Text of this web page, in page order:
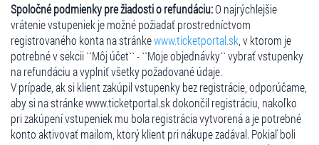
Spoločné podmienky pre žiadosti o refundáciu:O najrýchlejšie
vrátenie vstupeniek je možné požiadať prostredníctvom
registrovaného konta na stránkewww.ticketportal.sk , v ktorom je
potrebné v sekcii ``Môj účet`` - ``Moje objednávky`` vybrať vstupenky
na refundáciu a vyplniť všetky požadované údaje.
V prípade, ak si klient zakúpil vstupenky bez registrácie, odporúčame,
aby si na stránke www.ticketportal.sk dokončil registráciu, nakoľko
pri zakúpení vstupeniek mu bola registrácia vytvorená a je potrebné
konto aktivovať mailom, ktorý klient pri nákupe zadával. Pokiaľ boli